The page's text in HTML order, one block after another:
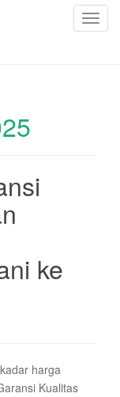
T
ke
harga
Kualitas